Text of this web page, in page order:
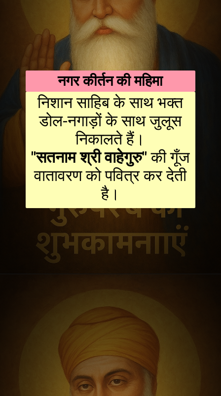
नगर कीर्तन की महिमा
निशान साहिब के साथ भक्त
डोल-नगाड़ों के साथ जुलूस
"सतनाम श्री वाहेगुरु" की गूँज
वातावरण को पवित्र कर देती
है।